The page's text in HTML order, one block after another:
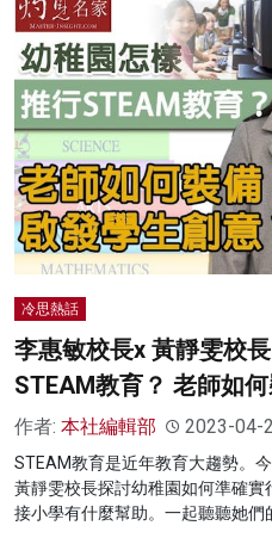
冷思熱話
李惠敏校長x 黃靜雯校
STEAM教育？ 老師如
作者: 本社編輯部 2023-04-
STEAM教育是近年教育大趨勢。
黃靜雯校長探討幼稚園如何準確
接小學有什麼幫助。一起聽聽她們